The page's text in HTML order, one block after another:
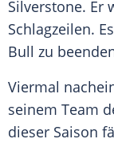
Silverstone. Er
Schlagzeilen.
Bull zu
Viermal
seinem Team
dieser Saison